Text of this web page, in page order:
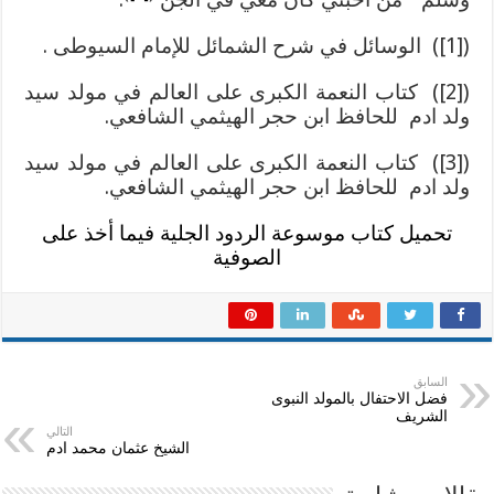
([1]) الوسائل في شرح الشمائل للإمام السيوطى .
([2]) كتاب النعمة الكبرى على العالم في مولد سيد
ولد ادم للحافظ ابن حجر الهيثمي الشافعي.
([3]) كتاب النعمة الكبرى على العالم في مولد سيد
ولد ادم للحافظ ابن حجر الهيثمي الشافعي.
تحميل كتاب موسوعة الردود الجلية فيما أخذ على
الصوفية
السابق
فضل الاحتفال بالمولد النبوى
الشريف
التالي
الشيخ عثمان محمد ادم